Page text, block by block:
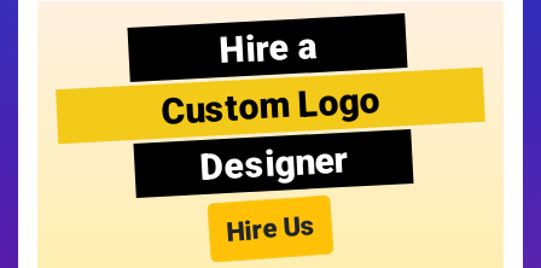
Hire a
Custom Logo
Designer
Hire Us